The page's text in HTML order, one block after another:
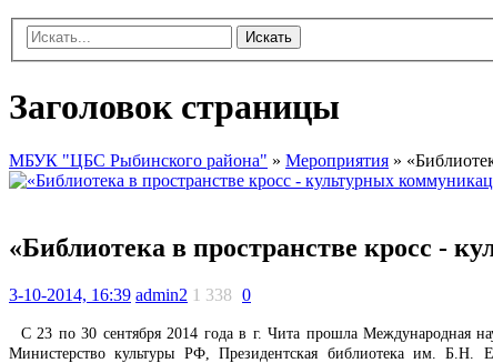
Искать
Заголовок страницы
МБУК "ЦБС Рыбинского района" » Мероприятия »
«Библиотека в пространстве кросс -
3-10-2014, 16:39 admin2 1 338 0
С 23 по 30 сентября 2014 года в г. Чита прошла Международная
Министерство культуры РФ, Президентская библиотека им. Б.Н.